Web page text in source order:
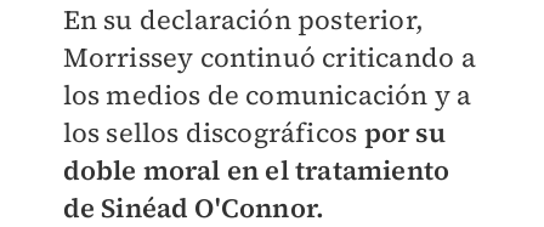
En su declaración posterior,
Morrissey continuó criticando a
los medios de comunicación y a
los sellos discográficos por su
doble moral en el tratamiento
de Sinéad O'Connor.